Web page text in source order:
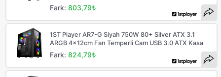
Fark:803,79₺
1ST Player AR7-G Siyah 750W 80+ Silver ATX 3.1
ARGB 4x12cm Fan Temperli Cam USB 3.0 ATX Kasa
Fark:824,79₺